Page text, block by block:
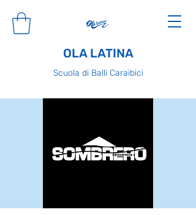
OLA LATINA
Scuola di Balli Caraibici